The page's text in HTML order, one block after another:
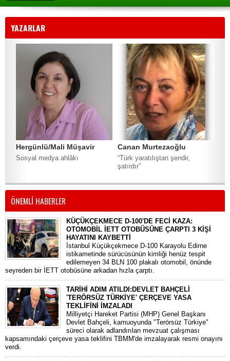
Altın6659.71 BIST13779.39
YAZARLAR
Hergünlü/Mali Müşavir
Sosyal medya ahlâkı
Canan Murtezaoğlu
“Türk yaratılıştan şendir,
şatırdır”
ÖNEMLİ HABERLER
KÜÇÜKÇEKMECE D-100'DE FECİ KAZA:
OTOMOBİL İETT OTOBÜSÜNE ÇARPTI 3 KİŞİ
HAYATINI KAYBETTİ
​İstanbul Küçükçekmece D-100 Karayolu Edirne
istikametinde sürücüsünün kimliği henüz tespit
edilemeyen 34 BLN 100 plakalı otomobil, önünde
seyreden bir İETT otobüsüne arkadan hızla çarptı.
TARİHİ ADIM ATILDI:DEVLET BAHÇELİ
'TERÖRSÜZ TÜRKİYE' ÇERÇEVE YASA
TEKLİFİNİ İMZALADI
​Milliyetçi Hareket Partisi (MHP) Genel Başkanı
Devlet Bahçeli, kamuoyunda "Terörsüz Türkiye"
süreci olarak adlandırılan mevzuat çalışması
kapsamındaki çerçeve yasa teklifini TBMM'de imzalayarak resmi onayını
verdi.